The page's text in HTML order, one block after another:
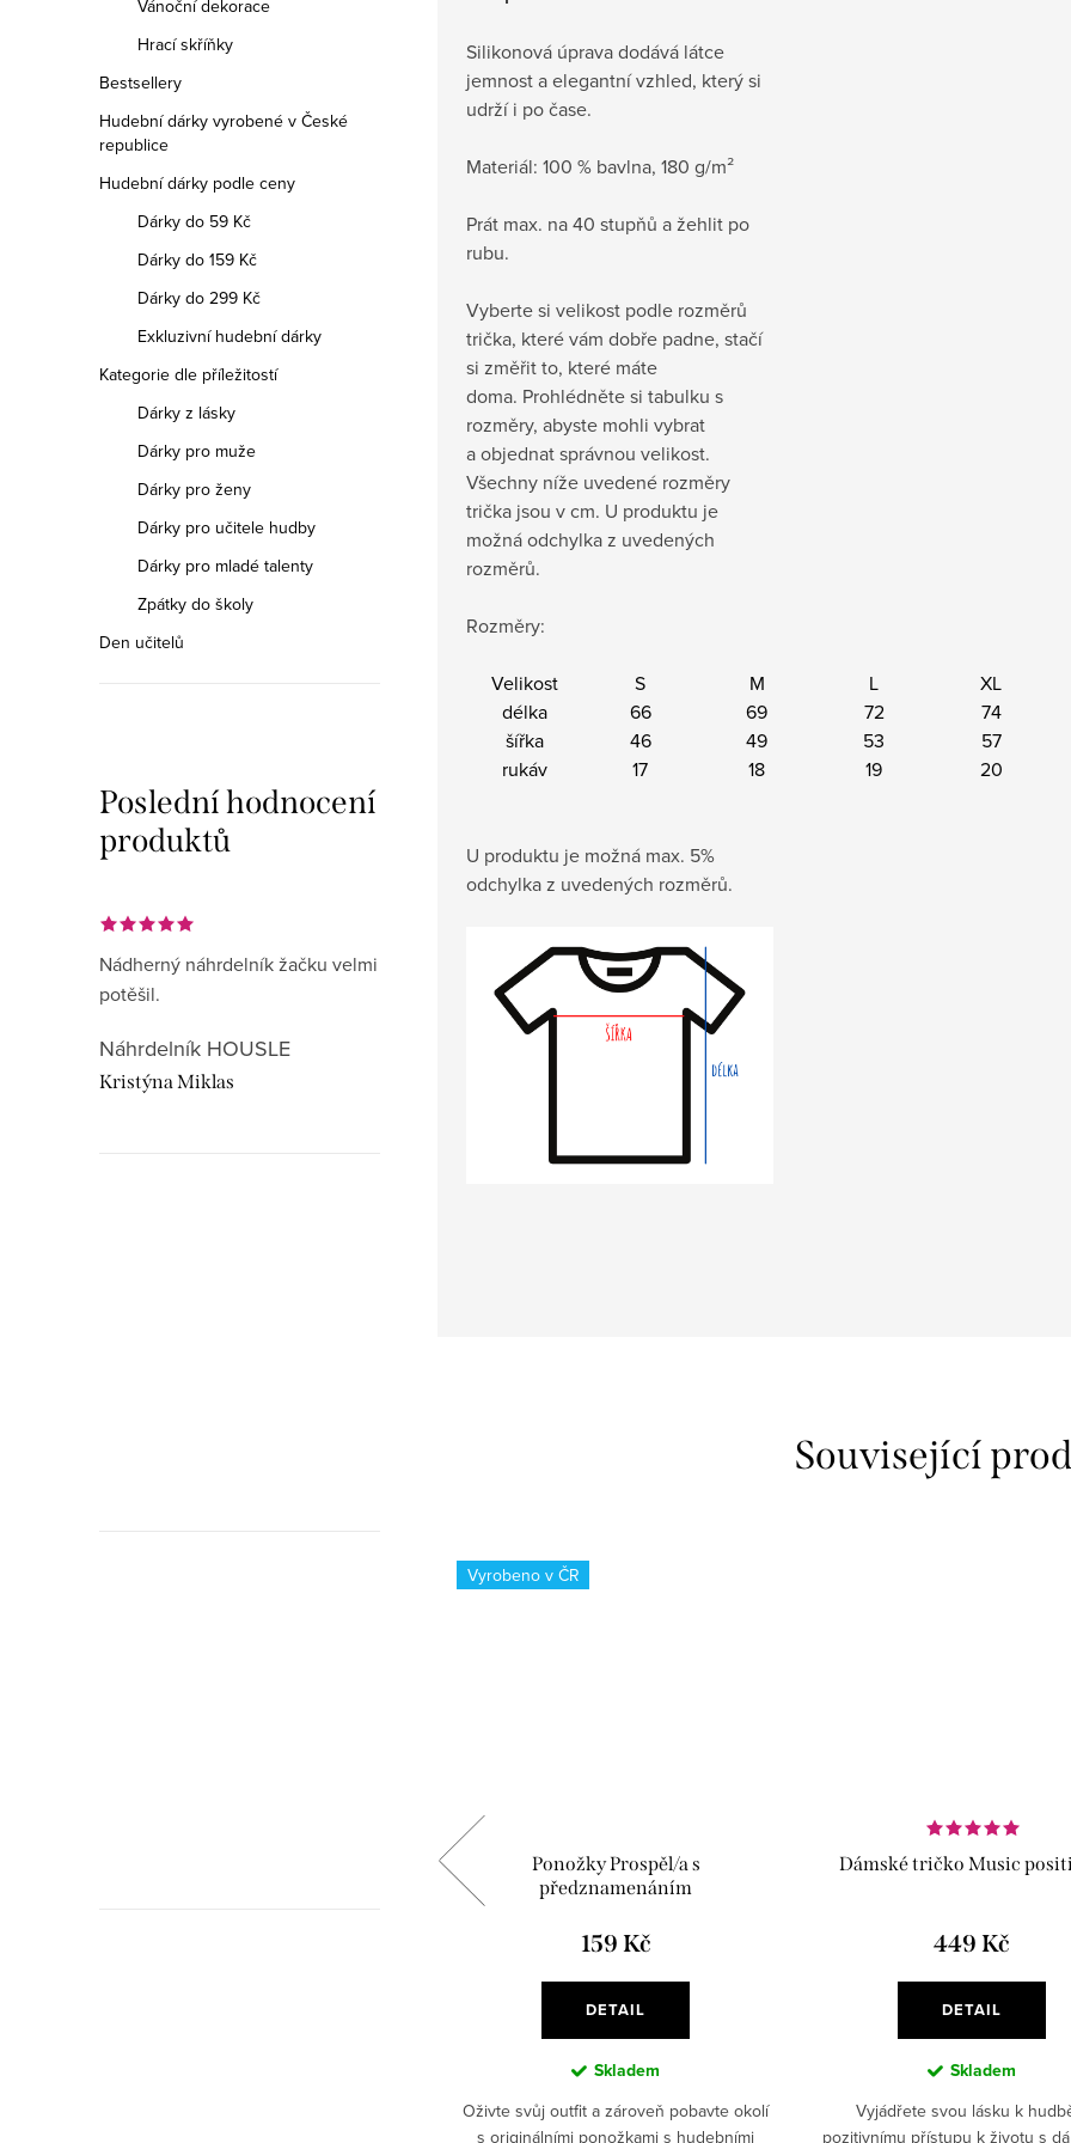
Vánoční dekorace
Hrací skříňky
Bestsellery
Hudební dárky vyrobené v České
republice
Hudební dárky podle ceny
Dárky do 59 Kč
Dárky do 159 Kč
Dárky do 299 Kč
Exkluzivní hudební dárky
Kategorie dle příležitostí
Dárky z lásky
Dárky pro muže
Dárky pro ženy
Dárky pro učitele hudby
Dárky pro mladé talenty
Zpátky do školy
Den učitelů
Poslední hodnocení
produktů
Nádherný náhrdelník žačku velmi
potěšil.
Náhrdelník HOUSLE
Kristýna Miklas
Silikonová úprava dodává látce
jemnost a elegantní vzhled, který si
udrží i po čase.
Materiál: 100 % bavlna, 180 g/m²
Prát max. na 40 stupňů a žehlit po
rubu.
Vyberte si velikost podle rozměrů
trička, které vám dobře padne, stačí
si změřit to, které máte
doma. Prohlédněte si tabulku s
rozměry, abyste mohli vybrat
a objednat správnou velikost.
Všechny níže uvedené rozměry
trička jsou v cm. U produktu je
možná odchylka z uvedených
rozměrů.
Rozměry:
Velikost S M L
XL
délka
66 69 72
74
šířka
46 49 53
57
rukáv
17 18 19 20
U produktu je možná max. 5%
odchylka z uvedených rozměrů.
Související
Vyrobeno v ČR
Ponožky Prospěl/a s
předznamenáním
159 Kč
DETAIL
Skladem
Oživte svůj outfit a zároveň pobavte okolí
s originálními ponožkami s hudebními
Dámské tričko Music
449 Kč
DETAIL
Skladem
Vyjádřete svou lásku k
pozitivnímu přístupu k životu s